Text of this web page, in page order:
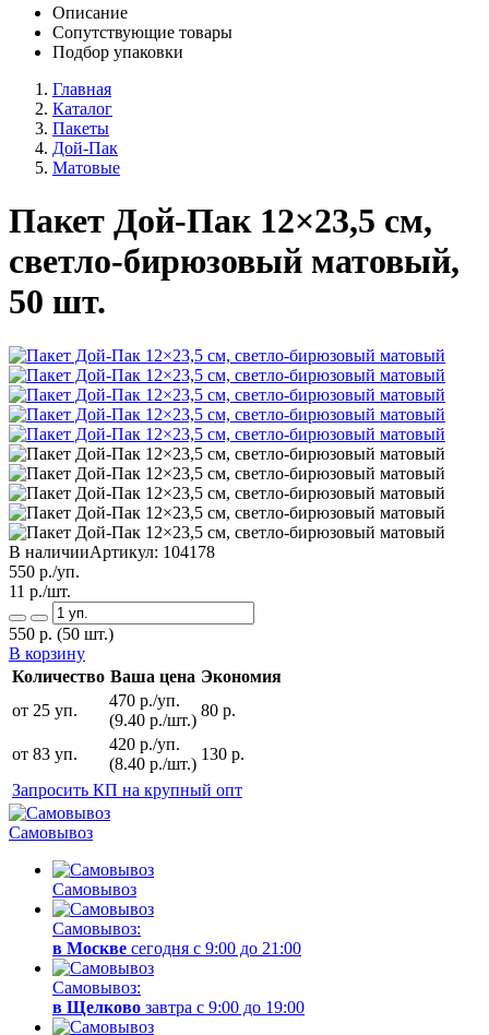
Описание
Сопутствующие товары
Подбор упаковки
Главная
Каталог
Пакеты
Дой-Пак
Матовые
Пакет Дой-Пак 12×23,5 см,
светло-бирюзовый матовый,
50 шт.
В наличииАртикул: 104178
550 р./уп.
11 р./шт.
550 р. (50 шт.)
В корзину
Количество Ваша цена Экономия
от 25 уп.
470 р./уп.
(9.40 р./шт.)
80 р.
от 83 уп.
420 р./уп.
(8.40 р./шт.)
130 р.
Запросить КП на крупный опт
Самовывоз
Самовывоз
Самовывоз:
в Москве сегодня с 9:00 до 21:00
Самовывоз:
в Щелково завтра с 9:00 до 19:00